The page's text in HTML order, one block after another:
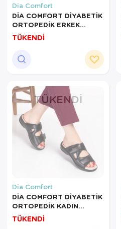
Dia Comfort
DİA COMFORT DİYABETİK
ORTOPEDİK ERKEK
TERLİK LACİVERT-41
NUMARA
TÜKENDİ
TÜKENDI
Dia Comfort
DİA COMFORT DİYABETİK
ORTOPEDİK KADIN
TERLİK SİYAH-40
NUMARA
TÜKENDİ